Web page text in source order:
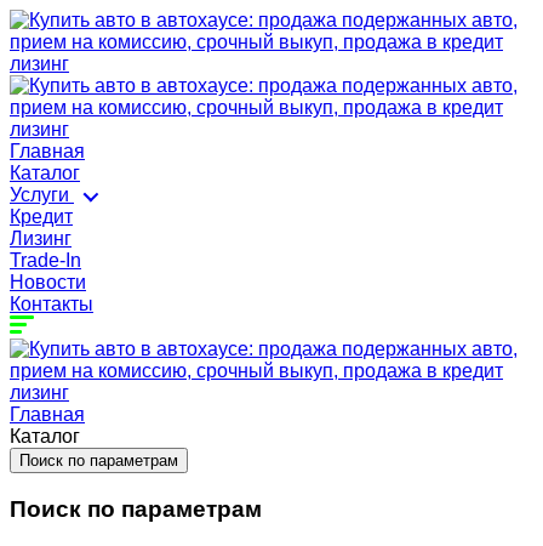
Главная
Каталог
Услуги
Кредит
Лизинг
Trade-In
Новости
Контакты
Главная
Каталог
Поиск по параметрам
Поиск по параметрам